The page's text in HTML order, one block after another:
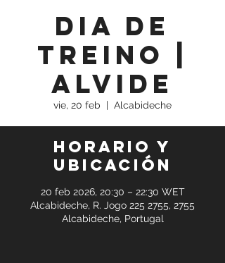
Dia de
Treino |
Alvide
vie, 20 feb
  |
Alcabideche
Horario y
ubicación
20 feb 2026, 20:30 – 22:30 WET
Alcabideche, R. Jogo 225 2755, 2755
Alcabideche, Portugal